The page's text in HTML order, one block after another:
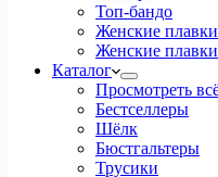
Топ-бандо
Женские плавки
Женские
Каталог
Просмотреть
Бестселлеры
Шёлк
Бюстгальтеры
Трусики